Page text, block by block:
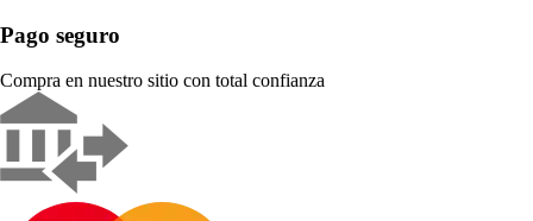
Pago seguro
Compra en nuestro sitio con total confianza